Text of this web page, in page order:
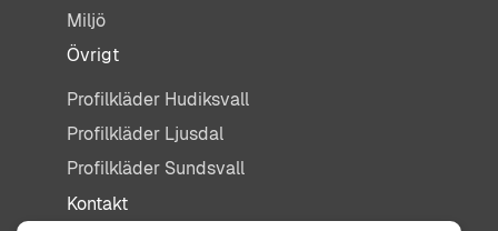
Miljö
Övrigt
Profilkläder Hudiksvall
Profilkläder Ljusdal
Profilkläder Sundsvall
Kontakt